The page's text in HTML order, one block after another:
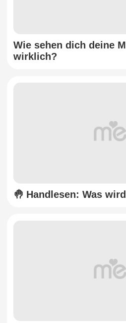
Wie sehen dich deine
wirklich?
🤚 Handlesen: Was